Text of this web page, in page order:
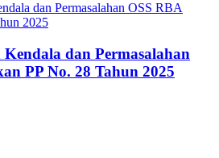
Kendala dan Permasalahan
PP No. 28 Tahun 2025